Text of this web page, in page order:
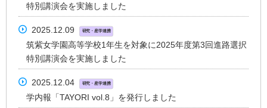
特別講演会を実施しました
2025.12.09 研究・産学連携
筑紫女学園高等学校1年生を対象に2025年度第3回進路選択
特別講演会を実施しました
2025.12.04 研究・産学連携
学内報「TAYORI vol.8」を発行しました